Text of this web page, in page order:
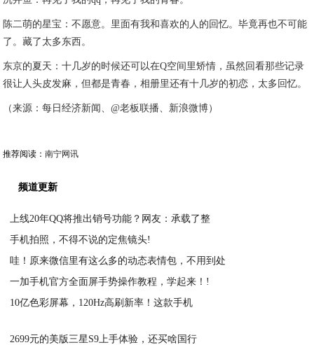
陈二萌的星宝：不愿意。里面有我和喜欢的人的回忆。毕竟再也不可能
了。藏了太多东西。
东京的夏天：十几岁的时候还可以在Q空间里矫情，虽然回看那些记录
很让人头皮发麻，但都是青春，相册里还有十几岁的初恋，太多回忆。
（来源：每日经济新闻、@老板联播、新浪微博）
推荐阅读：南宁网讯
频道更新
上线20年QQ将推出销号功能？网友：承载了整
手机拍照，不得不说的定焦镜头!
哇！原来微信里有这么多的动态表情包，不用到处
一加手机官方全面屏手势操作教程，学起来！!
10亿色彩屏幕，120Hz高刷新率！这款手机
2699元的美版三星S9上手体验，还买啥国行